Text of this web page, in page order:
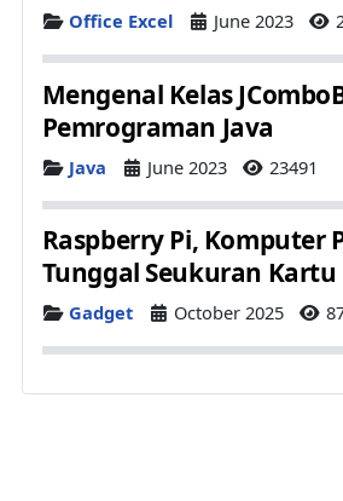
Details
Office Excel June 2023
Mengenal Kelas
Pemrograman Java
Details
Java June 2023 23491
Raspberry Pi, Komputer
Tunggal Seukuran
Details
Gadget October 2025